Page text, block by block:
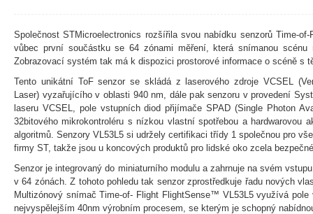
Společnost STMicroelectronics rozšířila svou nabídku senzorů Time-
vůbec první součástku se 64 zónami měření, která snímanou scénu
Zobrazovací systém tak má k dispozici prostorové informace o scéně s
Tento unikátní ToF senzor se skládá z laserového zdroje VCSEL
Laser) vyzařujícího v oblasti 940 nm, dále pak senzoru v provedení
laseru VCSEL, pole vstupních diod přijímače SPAD (Single Photon
32bitového mikrokontroléru s nízkou vlastní spotřebou a hardwarovou
algoritmů. Senzory VL53L5 si udržely certifikaci třídy 1 společnou pro
firmy ST, takže jsou u koncových produktů pro lidské oko zcela
Senzor je integrovaný do miniaturního modulu a zahrnuje na svém
v 64 zónách. Z tohoto pohledu tak senzor zprostředkuje řadu nových
Multizónový snímač Time-of- Flight FlightSense™ VL53L5 využívá pole
nejvyspělejším 40nm výrobním procesem, se kterým je schopný